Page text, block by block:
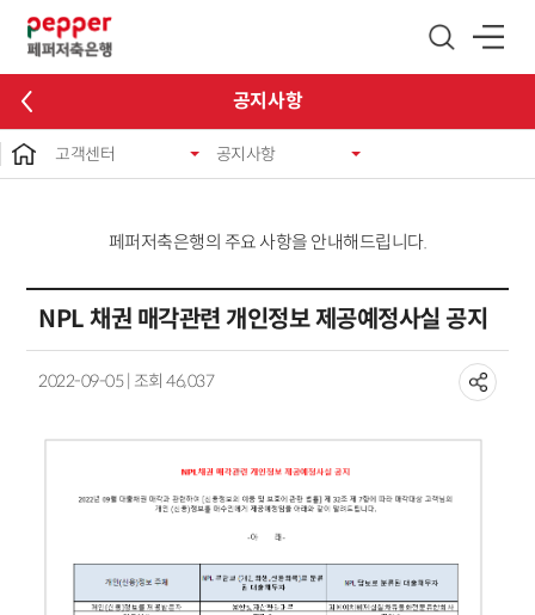
공지사항
고객센터 공지사항
페퍼저축은행의 주요 사항을 안내해드립니다.
NPL 채권 매각관련 개인정보 제공예정사실 공지
2022-09-05 | 조회 46,037